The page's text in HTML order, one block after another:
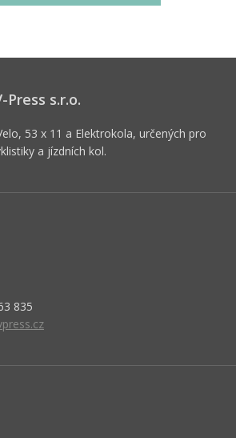
s.r.o.
53 x 11 a Elektrokola, určených pro
a jízdních kol.
835